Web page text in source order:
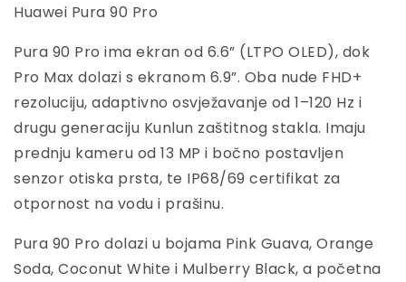
Huawei Pura 90 Pro
Pura 90 Pro ima ekran od 6.6” (LTPO OLED), dok
Pro Max dolazi s ekranom 6.9”. Oba nude FHD+
rezoluciju, adaptivno osvježavanje od 1–120 Hz i
drugu generaciju Kunlun zaštitnog stakla. Imaju
prednju kameru od 13 MP i bočno postavljen
senzor otiska prsta, te IP68/69 certifikat za
otpornost na vodu i prašinu.
Pura 90 Pro dolazi u bojama Pink Guava, Orange
Soda, Coconut White i Mulberry Black, a početna